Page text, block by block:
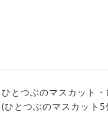
ひとつぶのマスカット
(ひとつぶのマスカット